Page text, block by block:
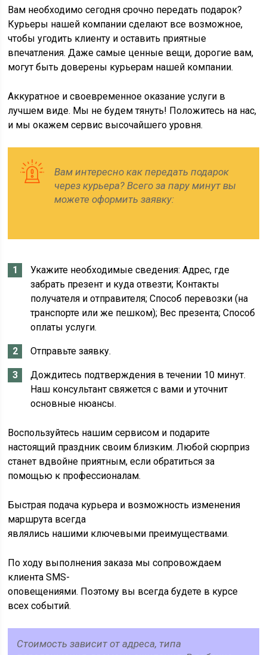
Вам необходимо сегодня срочно передать подарок?
Курьеры нашей компании сделают все возможное,
чтобы угодить клиенту и оставить приятные
впечатления. Даже самые ценные вещи, дорогие вам,
могут быть доверены курьерам нашей компании.
Аккуратное и своевременное оказание услуги в
лучшем виде. Мы не будем тянуть! Положитесь на нас,
и мы окажем сервис высочайшего уровня.
Вам интересно как передать подарок
через курьера? Всего за пару минут вы
можете оформить заявку:
Укажите необходимые сведения: Адрес, где
забрать презент и куда отвезти; Контакты
получателя и отправителя; Способ перевозки (на
транспорте или же пешком); Вес презента; Способ
оплаты услуги.
Отправьте заявку.
Дождитесь подтверждения в течении 10 минут.
Наш консультант свяжется с вами и уточнит
основные нюансы.
Воспользуйтесь нашим сервисом и подарите
настоящий праздник своим близким. Любой сюрприз
станет вдвойне приятным, если обратиться за
помощью к профессионалам.
Быстрая подача курьера и возможность изменения
маршрута всегда
являлись нашими ключевыми преимуществами.
По ходу выполнения заказа мы сопровождаем
клиента SMS-
оповещениями. Поэтому вы всегда будете в курсе
всех событий.
Стоимость зависит от адреса, типа